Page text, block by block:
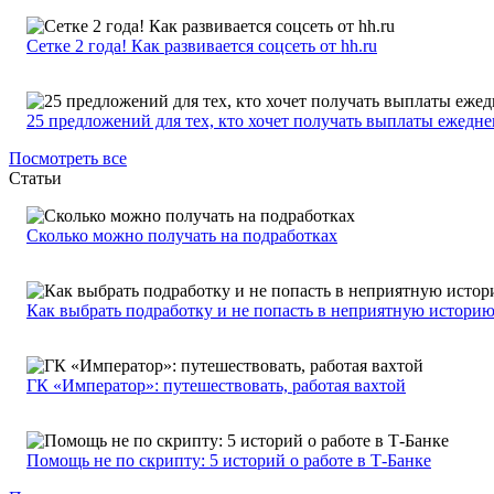
Сетке 2 года! Как развивается соцсеть от hh.ru
25 предложений для тех, кто хочет получать выплаты
Посмотреть все
Статьи
Сколько можно получать на подработках
Как выбрать подработку и не попасть в неприятную историю
ГК «Император»: путешествовать, работая вахтой
Помощь не по скрипту: 5 историй о работе в Т-Банке